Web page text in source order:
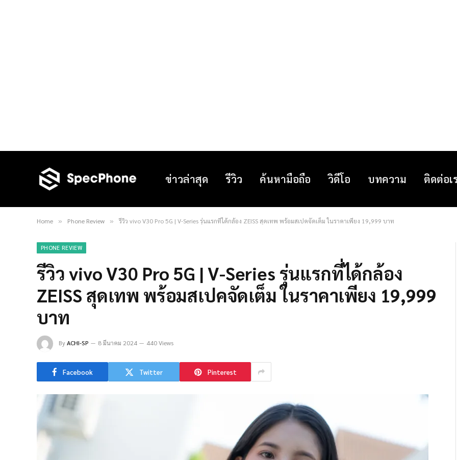
ข่าวล่าสุด รีวิว ค้นหามือถือ วิดีโอ บทความ ติดต่อเ
Home » Phone Review » รีวิว vivo V30 Pro 5G | V-Series รุ่นแรกที่ได้กล้อง ZEISS สุดเทพ พร้อมสเปคจัดเต็ม ในราคาเพียง 19,999 บาท
PHONE REVIEW
รีวิว vivo V30 Pro 5G | V-Series รุ่นแรกที่ได้กล้อง
ZEISS สุดเทพ พร้อมสเปคจัดเต็ม ในราคาเพียง 19,999
บาท
ByACHI-SP 8 มีนาคม 2024 440 Views
Facebook Twitter Pinterest